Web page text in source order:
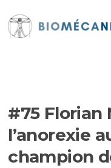
contenu
#75 Florian
l’anorexie
champion